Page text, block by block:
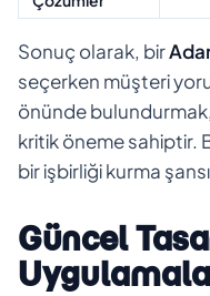
Sonuç olarak, bir
seçerken müşteri
önünde
kritik öneme sahiptir.
bir işbirliği kurma
Güncel